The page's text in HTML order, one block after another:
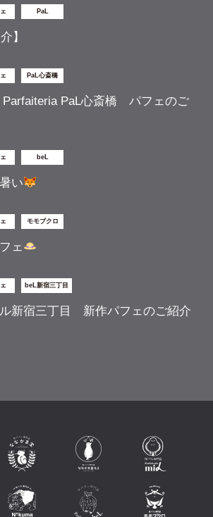
PaL
】
PaL心斎橋
Parfaiteria PaL心斎橋 パフェのご
beL
い
モモブクロ
ェ
beL新宿三丁目
新宿三丁目 新作パフェのご紹介